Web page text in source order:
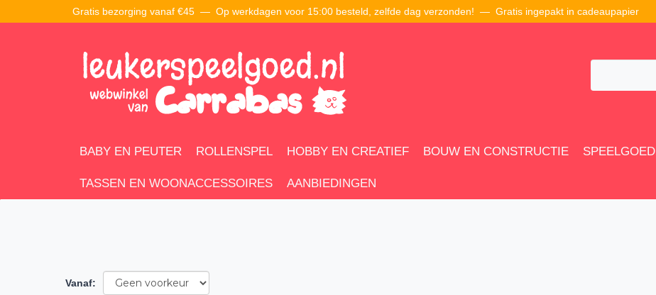
Gratis bezorging vanaf €45 — Op werkdagen voor 15:00 besteld, zelfde dag verzonden! — Gratis ingepakt in cadeaupapier
BABY EN PEUTER ROLLENSPEL HOBBY EN CREATIEF BOUW EN CONSTRUCTIE SPEELGOED
TASSEN EN WOONACCESSOIRES AANBIEDINGEN
Vanaf: